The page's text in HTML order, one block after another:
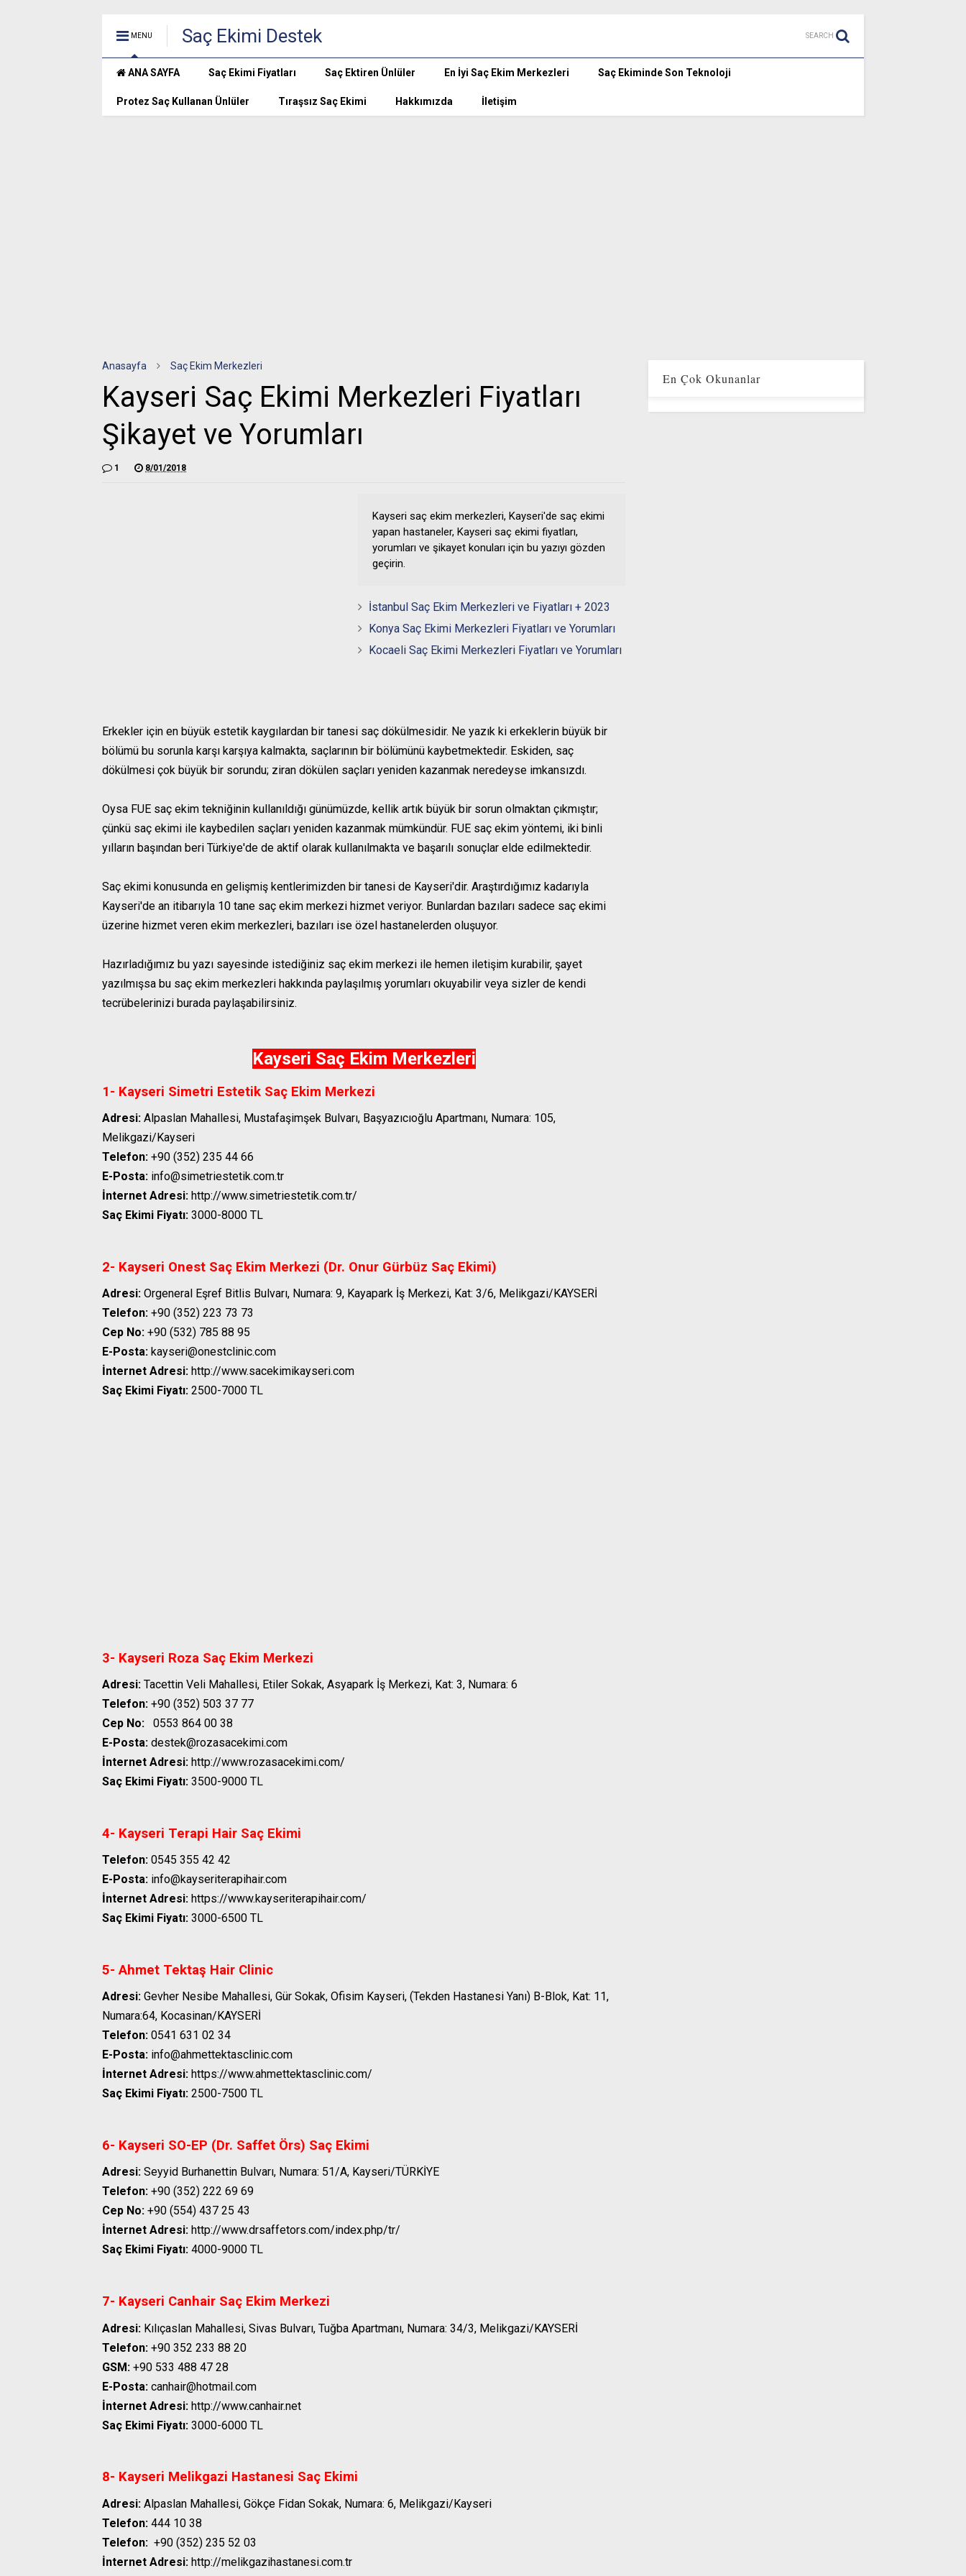
MENU Saç Ekimi Destek SEARCH
ANA SAYFA Saç Ekimi Fiyatları Saç Ektiren Ünlüler En İyi Saç Ekim Merkezleri Saç Ekiminde Son Teknoloji
Protez Saç Kullanan Ünlüler Tıraşsız Saç Ekimi Hakkımızda İletişim
Anasayfa Saç Ekim Merkezleri
Kayseri Saç Ekimi Merkezleri Fiyatları
Şikayet ve Yorumları
1 8/01/2018
Kayseri saç ekim merkezleri, Kayseri'de saç ekimi
yapan hastaneler, Kayseri saç ekimi fiyatları,
yorumları ve şikayet konuları için bu yazıyı gözden
geçirin.
İstanbul Saç Ekim Merkezleri ve Fiyatları + 2023
Konya Saç Ekimi Merkezleri Fiyatları ve Yorumları
Kocaeli Saç Ekimi Merkezleri Fiyatları ve Yorumları
Erkekler için en büyük estetik kaygılardan bir tanesi saç dökülmesidir. Ne yazık ki erkeklerin büyük bir
bölümü bu sorunla karşı karşıya kalmakta, saçlarının bir bölümünü kaybetmektedir. Eskiden, saç
dökülmesi çok büyük bir sorundu; ziran dökülen saçları yeniden kazanmak neredeyse imkansızdı.
Oysa FUE saç ekim tekniğinin kullanıldığı günümüzde, kellik artık büyük bir sorun olmaktan çıkmıştır;
çünkü saç ekimi ile kaybedilen saçları yeniden kazanmak mümkündür. FUE saç ekim yöntemi, iki binli
yılların başından beri Türkiye'de de aktif olarak kullanılmakta ve başarılı sonuçlar elde edilmektedir.
Saç ekimi konusunda en gelişmiş kentlerimizden bir tanesi de Kayseri'dir. Araştırdığımız kadarıyla
Kayseri'de an itibarıyla 10 tane saç ekim merkezi hizmet veriyor. Bunlardan bazıları sadece saç ekimi
üzerine hizmet veren ekim merkezleri, bazıları ise özel hastanelerden oluşuyor.
Hazırladığımız bu yazı sayesinde istediğiniz saç ekim merkezi ile hemen iletişim kurabilir, şayet
yazılmışsa bu saç ekim merkezleri hakkında paylaşılmış yorumları okuyabilir veya sizler de kendi
tecrübelerinizi burada paylaşabilirsiniz.
Kayseri Saç Ekim Merkezleri
1- Kayseri Simetri Estetik Saç Ekim Merkezi
Adresi: Alpaslan Mahallesi, Mustafaşimşek Bulvarı, Başyazıcıoğlu Apartmanı, Numara: 105,
Melikgazi/Kayseri
Telefon: +90 (352) 235 44 66
E-Posta: info@simetriestetik.com.tr
İnternet Adresi: http://www.simetriestetik.com.tr/
Saç Ekimi Fiyatı: 3000-8000 TL
2- Kayseri Onest Saç Ekim Merkezi (Dr. Onur Gürbüz Saç Ekimi)
Adresi: Orgeneral Eşref Bitlis Bulvarı, Numara: 9, Kayapark İş Merkezi, Kat: 3/6, Melikgazi/KAYSERİ
Telefon: +90 (352) 223 73 73
Cep No: +90 (532) 785 88 95
E-Posta: kayseri@onestclinic.com
İnternet Adresi: http://www.sacekimikayseri.com
Saç Ekimi Fiyatı: 2500-7000 TL
3- Kayseri Roza Saç Ekim Merkezi
Adresi: Tacettin Veli Mahallesi, Etiler Sokak, Asyapark İş Merkezi, Kat: 3, Numara: 6
Telefon: +90 (352) 503 37 77
Cep No: 0553 864 00 38
E-Posta: destek@rozasacekimi.com
İnternet Adresi: http://www.rozasacekimi.com/
Saç Ekimi Fiyatı: 3500-9000 TL
4- Kayseri Terapi Hair Saç Ekimi
Telefon: 0545 355 42 42
E-Posta: info@kayseriterapihair.com
İnternet Adresi: https://www.kayseriterapihair.com/
Saç Ekimi Fiyatı: 3000-6500 TL
5- Ahmet Tektaş Hair Clinic
Adresi: Gevher Nesibe Mahallesi, Gür Sokak, Ofisim Kayseri, (Tekden Hastanesi Yanı) B-Blok, Kat: 11,
Numara:64, Kocasinan/KAYSERİ
Telefon: 0541 631 02 34
E-Posta: info@ahmettektasclinic.com
İnternet Adresi: https://www.ahmettektasclinic.com/
Saç Ekimi Fiyatı: 2500-7500 TL
6- Kayseri SO-EP (Dr. Saffet Örs) Saç Ekimi
Adresi: Seyyid Burhanettin Bulvarı, Numara: 51/A, Kayseri/TÜRKİYE
Telefon: +90 (352) 222 69 69
Cep No: +90 (554) 437 25 43
İnternet Adresi: http://www.drsaffetors.com/index.php/tr/
Saç Ekimi Fiyatı: 4000-9000 TL
7- Kayseri Canhair Saç Ekim Merkezi
Adresi: Kılıçaslan Mahallesi, Sivas Bulvarı, Tuğba Apartmanı, Numara: 34/3, Melikgazi/KAYSERİ
Telefon: +90 352 233 88 20
GSM: +90 533 488 47 28
E-Posta: canhair@hotmail.com
İnternet Adresi: http://www.canhair.net
Saç Ekimi Fiyatı: 3000-6000 TL
8- Kayseri Melikgazi Hastanesi Saç Ekimi
Adresi: Alpaslan Mahallesi, Gökçe Fidan Sokak, Numara: 6, Melikgazi/Kayseri
Telefon: 444 10 38
Telefon: +90 (352) 235 52 03
İnternet Adresi: http://melikgazihastanesi.com.tr
En Çok Okunanlar